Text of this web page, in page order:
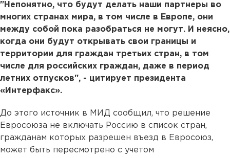
"Непонятно, что будут делать наши партнеры во
многих странах мира, в том числе в Европе, они
между собой пока разобраться не могут. И неясно,
когда они будут открывать свои границы и
территории для граждан третьих стран, в том
числе для российских граждан, даже в период
летних отпусков", - цитирует президента
«Интерфакс».
До этого источник в МИД сообщил, что решение
Евросоюза не включать Россию в список стран,
гражданам которых разрешен въезд в Евросоюз,
может быть пересмотрено с учетом